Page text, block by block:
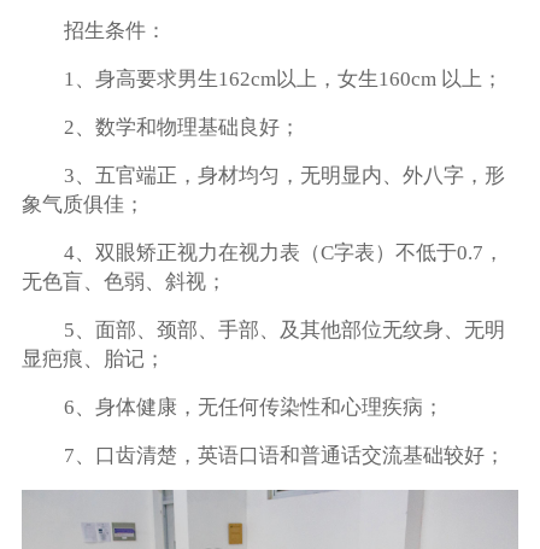
招生条件：
1、身高要求男生162cm以上，女生160cm 以上；
2、数学和物理基础良好；
3、五官端正，身材均匀，无明显内、外八字，形
象气质俱佳；
4、双眼矫正视力在视力表（C字表）不低于0.7，
无色盲、色弱、斜视；
5、面部、颈部、手部、及其他部位无纹身、无明
显疤痕、胎记；
6、身体健康，无任何传染性和心理疾病；
7、口齿清楚，英语口语和普通话交流基础较好；